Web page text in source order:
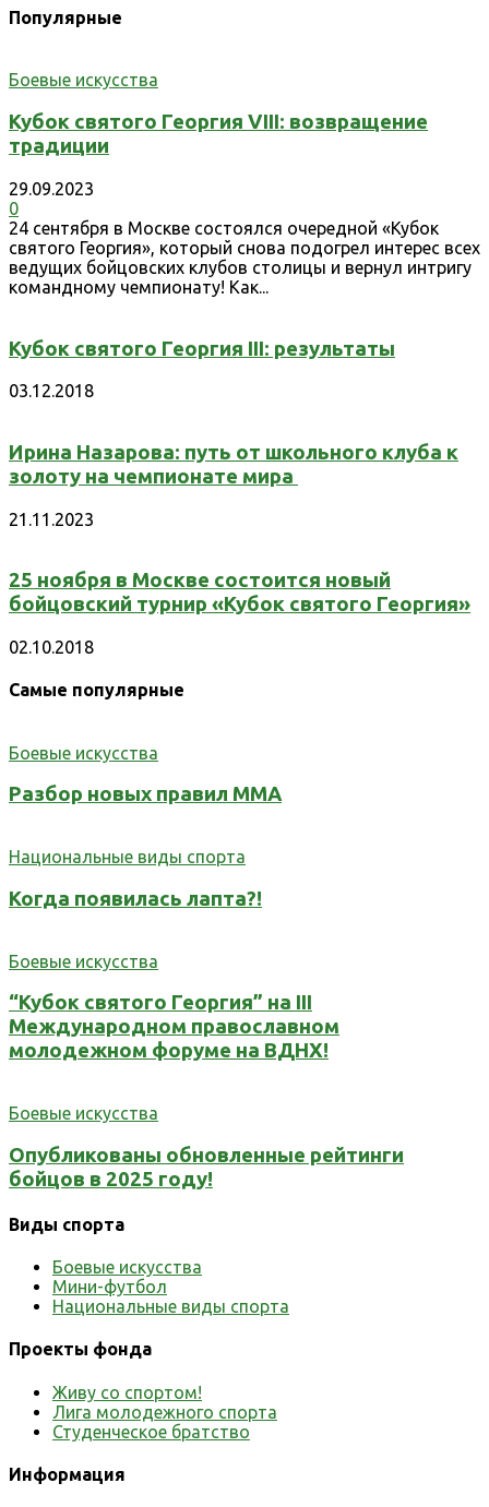
Популярные
Боевые искусства
Кубок святого Георгия VIII: возвращение
традиции
29.09.2023
0
24 сентября в Москве состоялся очередной «Кубок
святого Георгия», который снова подогрел интерес всех
ведущих бойцовских клубов столицы и вернул интригу
командному чемпионату! Как...
Кубок святого Георгия III: результаты
03.12.2018
Ирина Назарова: путь от школьного клуба к
золоту на чемпионате мира
21.11.2023
25 ноября в Москве состоится новый
бойцовский турнир «Кубок святого Георгия»
02.10.2018
Самые популярные
Боевые искусства
Разбор новых правил ММА
Национальные виды спорта
Когда появилась лапта?!
Боевые искусства
“Кубок святого Георгия” на III
Международном православном
молодежном форуме на ВДНХ!
Боевые искусства
Опубликованы обновленные рейтинги
бойцов в 2025 году!
Виды спорта
Боевые искусства
Мини-футбол
Национальные виды спорта
Проекты фонда
Живу со спортом!
Лига молодежного спорта
Студенческое братство
Информация